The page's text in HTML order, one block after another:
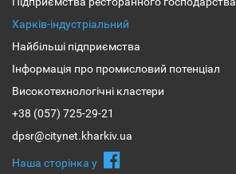
Харків-індустріальний
Найбільші підприємства
Інформація про промисловий потенціал
Високотехнологічні кластери
+38 (057) 725-29-21
dpsr@citynet.kharkiv.ua
Наша сторiнка у